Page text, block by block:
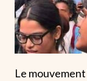
Le